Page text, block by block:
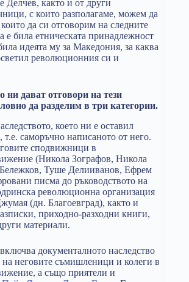
Делчев, както и от други
с които разполагаме, можем да
да си отговорим на следните
е била етническата принадлежност
идеята му за Македония, за каква
революционния си и
ни дават отговори на тези
да разделим в три категории.
което ни е оставил
т.е. саморъчно написаното от него.
сподвижници в
(Никола Зографов, Никола
Туше Делииванов, Ефрем
писма до ръководството на
революционна организация
(дн. Благоевград), както и
приходно-разходни книги,
материали.
документалното наследство
неговите съмишленици и колеги в
а също приятели и